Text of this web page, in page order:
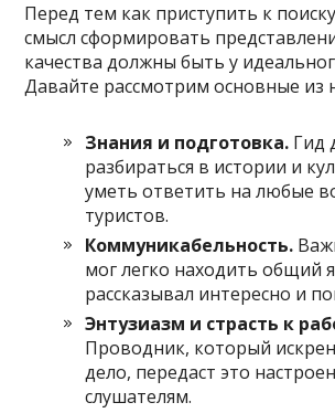
Перед тем как приступить к
смысл сформировать
качества должны быть у
Давайте рассмотрим основные из
Знания и подготовка. Гид
разбираться в истории и
уметь ответить на любые
туристов.
Коммуникабельность.
мог легко находить общий
рассказывал интересно и
Энтузиазм и страсть к
Проводник, который
дело, передаст это
слушателям.